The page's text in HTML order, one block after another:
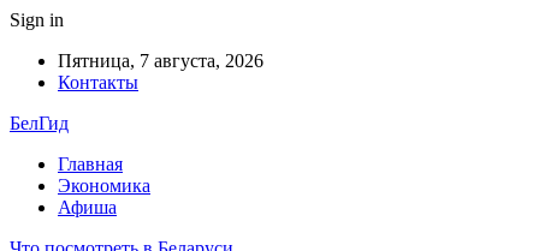
Sign in
Пятница, 7 августа, 2026
Контакты
БелГид
Главная
Экономика
Афиша